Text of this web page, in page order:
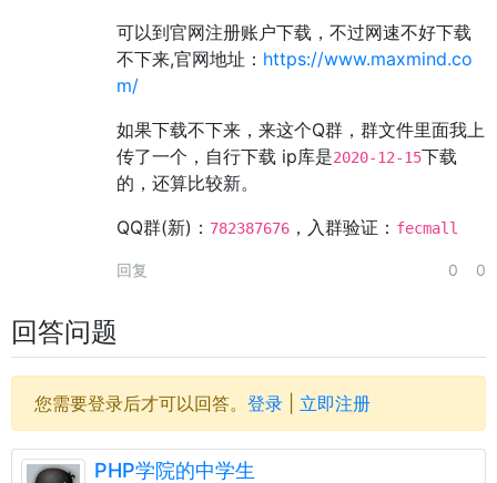
可以到官网注册账户下载，不过网速不好下载
不下来,官网地址： https://www.maxmind.co
m/
如果下载不下来，来这个Q群，群文件里面我上
传了一个，自行下载 ip库是2020-12-15下载
的，还算比较新。
QQ群(新)： 782387676 ，入群验证： fecmall
回复 0 0
回答问题
您需要登录后才可以回答。 登录 立即注册
PHP学院的中学生